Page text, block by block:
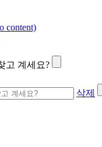
content)
고 계세요?
삭제